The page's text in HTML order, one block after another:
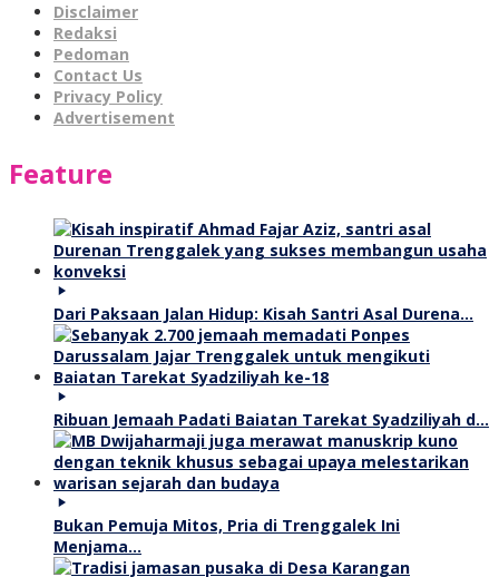
Disclaimer
Redaksi
Pedoman
Contact Us
Privacy Policy
Advertisement
Feature
Dari Paksaan Jalan Hidup: Kisah Santri Asal Durena…
Ribuan Jemaah Padati Baiatan Tarekat Syadziliyah d…
Bukan Pemuja Mitos, Pria di Trenggalek Ini
Menjama…